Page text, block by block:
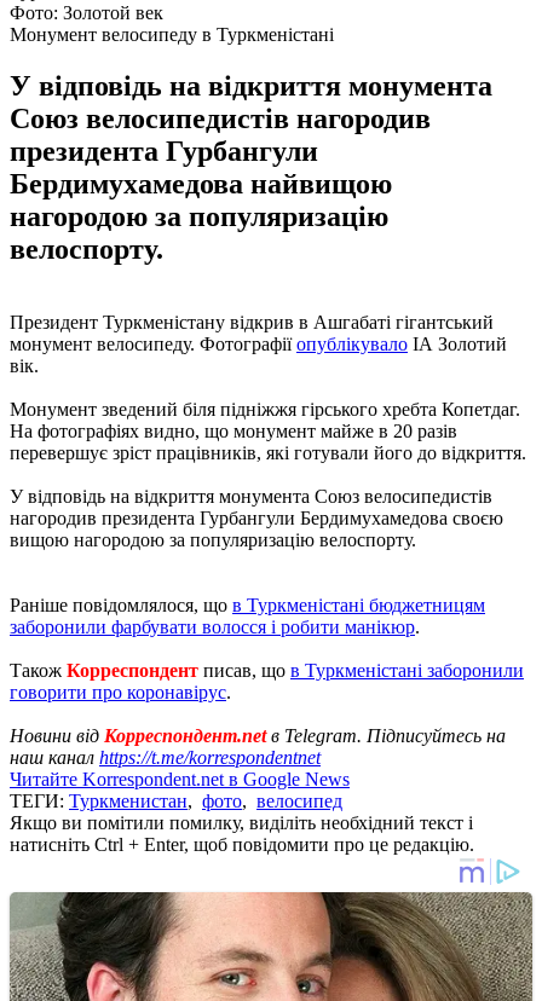
Фото: Золотой век
Монумент велосипеду в Туркменістані
У відповідь на відкриття монумента
Союз велосипедистів нагородив
президента Гурбангули
Бердимухамедова найвищою
нагородою за популяризацію
велоспорту.
Президент Туркменістану відкрив в Ашгабаті гігантський
монумент велосипеду. Фотографіїопублікувало ІА Золотий
вік.
Монумент зведений біля підніжжя гірського хребта Копетдаг.
На фотографіях видно, що монумент майже в 20 разів
перевершує зріст працівників, які готували його до відкриття.
У відповідь на відкриття монумента Союз велосипедистів
нагородив президента Гурбангули Бердимухамедова своєю
вищою нагородою за популяризацію велоспорту.
Раніше повідомлялося, що в Туркменістані бюджетницям
заборонили фарбувати волосся і робити манікюр.
Також Корреспондент писав, що в Туркменістані заборонили
говорити про коронавірус.
Новини від Корреспондент.netв Telegram. Підписуйтесь на
наш канал https://t.me/korrespondentnet
Читайте Korrespondent.net в Google News
ТЕГИ: Туркменистан, фото, велосипед
Якщо ви помітили помилку, виділіть необхідний текст і
натисніть Ctrl + Enter, щоб повідомити про це редакцію.